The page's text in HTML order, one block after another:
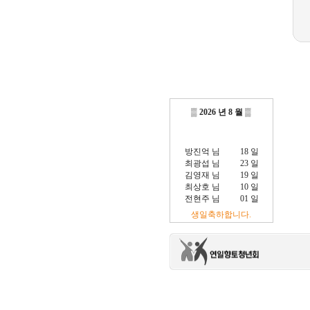
▒ 2026 년 8 월 ▒
방진억 님
18 일
최광섭 님
23 일
김영재 님
19 일
최상호 님
10 일
전현주 님
01 일
정충교 님
17 일
생일축하합니다.